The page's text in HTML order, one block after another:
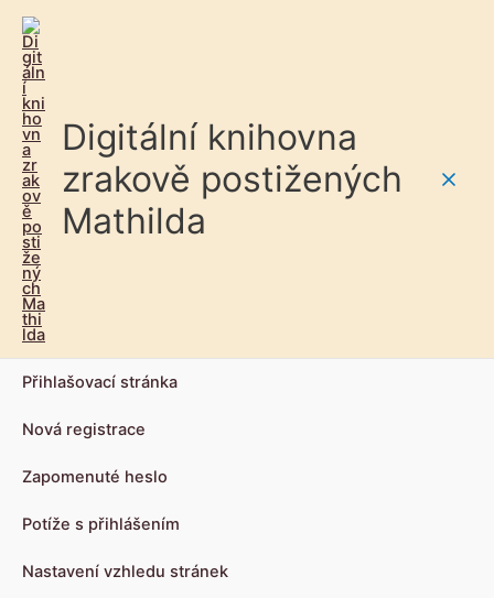
Digitální knihovna
zrakově postižených
Mathilda
Přihlašovací stránka
Nová registrace
Zapomenuté heslo
Potíže s přihlášením
Nastavení vzhledu stránek